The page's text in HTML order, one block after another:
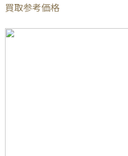
買取参考価格